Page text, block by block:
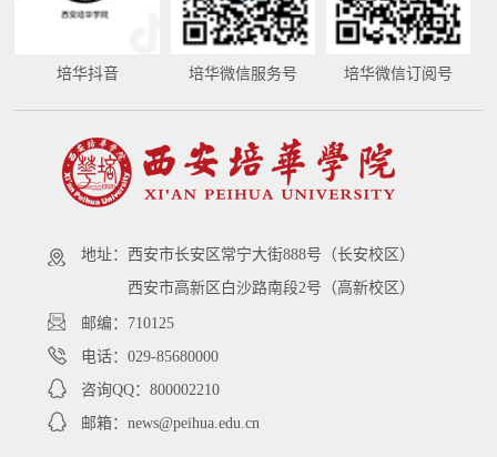
培华抖音 培华微信服务号 培华微信订阅号
地址： 西安市长安区常宁大街888号（长安校区）
西安市高新区白沙路南段2号（高新校区）
邮编：710125
电话：029-85680000
咨询QQ：800002210
邮箱：news@peihua.edu.cn